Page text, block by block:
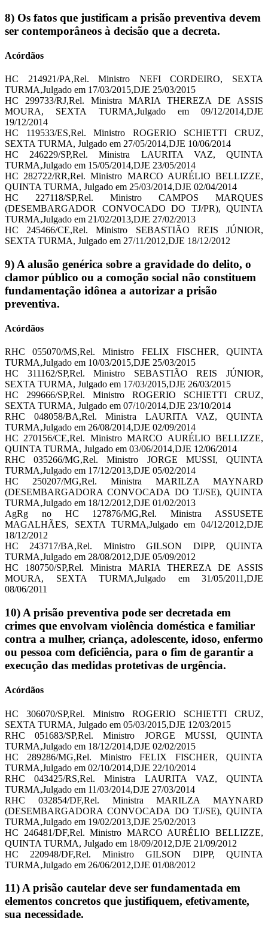
8) Os fatos que justificam a prisão preventiva devem
ser contemporâneos à decisão que a decreta.
Acórdãos
HC 214921/PA,Rel. Ministro NEFI CORDEIRO, SEXTA
TURMA,Julgado em 17/03/2015,DJE 25/03/2015
HC 299733/RJ,Rel. Ministra MARIA THEREZA DE ASSIS
MOURA, SEXTA TURMA,Julgado em 09/12/2014,DJE
19/12/2014
HC 119533/ES,Rel. Ministro ROGERIO SCHIETTI CRUZ,
SEXTA TURMA, Julgado em 27/05/2014,DJE 10/06/2014
HC 246229/SP,Rel. Ministra LAURITA VAZ, QUINTA
TURMA,Julgado em 15/05/2014,DJE 23/05/2014
HC 282722/RR,Rel. Ministro MARCO AURÉLIO BELLIZZE,
QUINTA TURMA, Julgado em 25/03/2014,DJE 02/04/2014
HC 227118/SP,Rel. Ministro CAMPOS MARQUES
(DESEMBARGADOR CONVOCADO DO TJ/PR), QUINTA
TURMA,Julgado em 21/02/2013,DJE 27/02/2013
HC 245466/CE,Rel. Ministro SEBASTIÃO REIS JÚNIOR,
SEXTA TURMA, Julgado em 27/11/2012,DJE 18/12/2012
9) A alusão genérica sobre a gravidade do delito, o
clamor público ou a comoção social não constituem
fundamentação idônea a autorizar a prisão
preventiva.
Acórdãos
RHC 055070/MS,Rel. Ministro FELIX FISCHER, QUINTA
TURMA,Julgado em 10/03/2015,DJE 25/03/2015
HC 311162/SP,Rel. Ministro SEBASTIÃO REIS JÚNIOR,
SEXTA TURMA, Julgado em 17/03/2015,DJE 26/03/2015
HC 299666/SP,Rel. Ministro ROGERIO SCHIETTI CRUZ,
SEXTA TURMA, Julgado em 07/10/2014,DJE 23/10/2014
RHC 048058/BA,Rel. Ministra LAURITA VAZ, QUINTA
TURMA,Julgado em 26/08/2014,DJE 02/09/2014
HC 270156/CE,Rel. Ministro MARCO AURÉLIO BELLIZZE,
QUINTA TURMA, Julgado em 03/06/2014,DJE 12/06/2014
RHC 035266/MG,Rel. Ministro JORGE MUSSI, QUINTA
TURMA,Julgado em 17/12/2013,DJE 05/02/2014
HC 250207/MG,Rel. Ministra MARILZA MAYNARD
(DESEMBARGADORA CONVOCADA DO TJ/SE), QUINTA
TURMA,Julgado em 18/12/2012,DJE 01/02/2013
AgRg no HC 127876/MG,Rel. Ministra ASSUSETE
MAGALHÃES, SEXTA TURMA,Julgado em 04/12/2012,DJE
18/12/2012
HC 243717/BA,Rel. Ministro GILSON DIPP, QUINTA
TURMA,Julgado em 28/08/2012,DJE 05/09/2012
HC 180750/SP,Rel. Ministra MARIA THEREZA DE ASSIS
MOURA, SEXTA TURMA,Julgado em 31/05/2011,DJE
08/06/2011
10) A prisão preventiva pode ser decretada em
crimes que envolvam violência doméstica e familiar
contra a mulher, criança, adolescente, idoso, enfermo
ou pessoa com deficiência, para o fim de garantir a
execução das medidas protetivas de urgência.
Acórdãos
HC 306070/SP,Rel. Ministro ROGERIO SCHIETTI CRUZ,
SEXTA TURMA, Julgado em 05/03/2015,DJE 12/03/2015
RHC 051683/SP,Rel. Ministro JORGE MUSSI, QUINTA
TURMA,Julgado em 18/12/2014,DJE 02/02/2015
HC 289286/MG,Rel. Ministro FELIX FISCHER, QUINTA
TURMA,Julgado em 02/10/2014,DJE 22/10/2014
RHC 043425/RS,Rel. Ministra LAURITA VAZ, QUINTA
TURMA,Julgado em 11/03/2014,DJE 27/03/2014
RHC 032854/DF,Rel. Ministra MARILZA MAYNARD
(DESEMBARGADORA CONVOCADA DO TJ/SE), QUINTA
TURMA,Julgado em 19/02/2013,DJE 25/02/2013
HC 246481/DF,Rel. Ministro MARCO AURÉLIO BELLIZZE,
QUINTA TURMA, Julgado em 18/09/2012,DJE 21/09/2012
HC 220948/DF,Rel. Ministro GILSON DIPP, QUINTA
TURMA,Julgado em 26/06/2012,DJE 01/08/2012
11) A prisão cautelar deve ser fundamentada em
elementos concretos que justifiquem, efetivamente,
sua necessidade.